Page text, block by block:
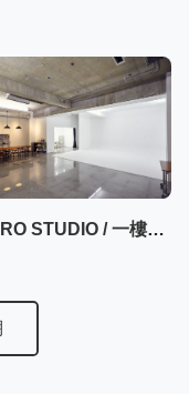
MACRO STUDIO / 一樓50坪大空間攝影棚